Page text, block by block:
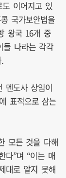
이어지고 있
국가보안법을
왕국 16개 중
들 나라는 각각
멘도사 상임이
표적으로 삼는
모든 것을 다해
다”며 “이는 매
대로 알지 못해